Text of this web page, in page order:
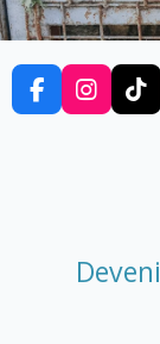
F
a
I
n
a
m
T
i